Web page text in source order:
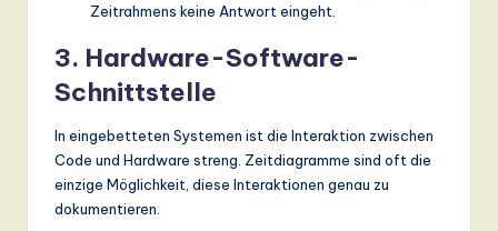
Zeitrahmens keine Antwort eingeht.
3. Hardware-Software-
Schnittstelle
In eingebetteten Systemen ist die Interaktion zwischen
Code und Hardware streng. Zeitdiagramme sind oft die
einzige Möglichkeit, diese Interaktionen genau zu
dokumentieren.